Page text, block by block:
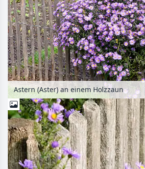
Astern (Aster) an einem Holzzaun